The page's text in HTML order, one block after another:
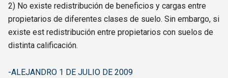
2) No existe redistribución de beneficios y cargas entre
propietarios de diferentes clases de suelo. Sin embargo, si
existe est redistribución entre propietarios con suelos de
distinta calificación.
-ALEJANDRO 1 DE JULIO DE 2009